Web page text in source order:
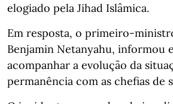
elogiado pela Jihad Islâmica.
Em resposta, o primeiro-
Benjamin Netanyahu, informou
acompanhar a evolução da
permanência com as chefias de